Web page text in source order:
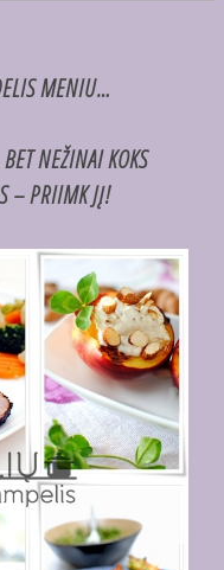
MENIU…
NEŽINAI KOKS
– PRIIMK JĮ!